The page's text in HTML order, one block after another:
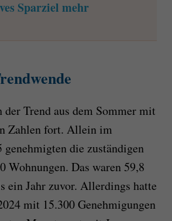
Sparziel mehr
Trend aus dem Sommer mit
Zahlen fort. Allein im
genehmigten die zuständigen
Wohnungen. Das waren 59,8
ein Jahr zuvor. Allerdings hatte
mit 15.300 Genehmigungen